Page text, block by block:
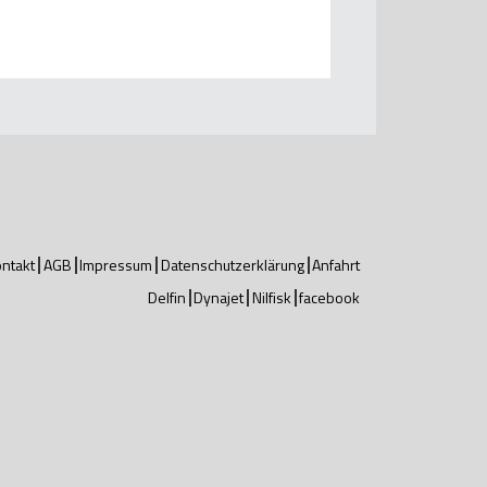
AGB Impressum Datenschutzerklärung Anfahrt
Delfin Dynajet Nilfisk facebook